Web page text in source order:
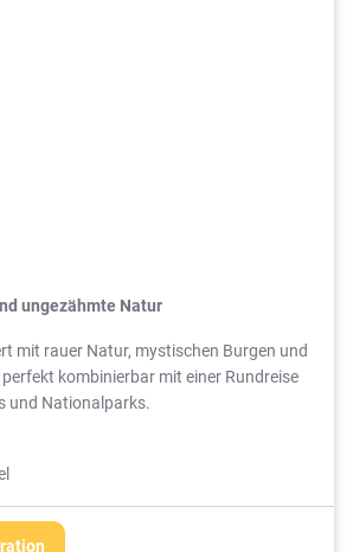
ungezähmte Natur
mit rauer Natur, mystischen Burgen und
kombinierbar mit einer Rundreise
und Nationalparks.